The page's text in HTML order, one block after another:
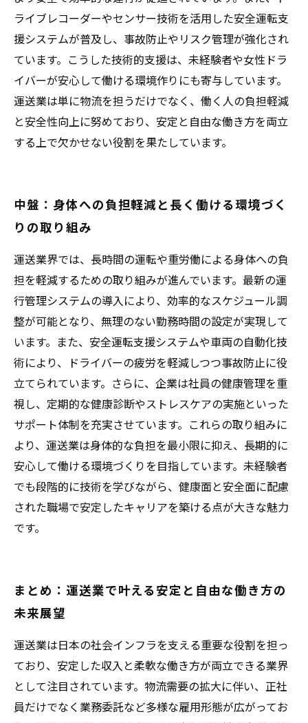
ライブレコーダーやセンサー技術を活用した安全運転支
援システムが普及し、事故防止やリスク管理が強化され
ています。こうした技術的支援は、未経験者や女性ドラ
イバーが安心して働ける環境作りにも寄与しています。
運送業は単に物流を担うだけでなく、働く人の負担軽減
と安全性向上に努めており、安定と自由な働き方を両立
する上で欠かせない役割を果たしています。
中盤：身体への負担軽減と長く働ける環境づく
りの取り組み
運送業界では、長時間の運転や重労働による身体への負
担を軽減するための取り組みが進んでいます。最新の運
行管理システムの導入により、効率的なスケジュール調
整が可能となり、無理のない勤務時間の設定が実現して
います。また、安全運転支援システムや車両の自動化技
術により、ドライバーの疲労を軽減しつつ事故防止に役
立てられています。さらに、企業は社員の健康管理を重
視し、定期的な健康診断やストレスケアの実施といった
サポート体制を充実させています。これらの取り組みに
より、運送業は身体的な負担を最小限に抑え、長期的に
安心して働ける環境づくりを目指しています。未経験者
でも段階的に技術を学びながら、健康面と安全面に配慮
された職場で安定したキャリアを築ける点が大きな魅力
です。
まとめ：運送業で叶える安定と自由な働き方の
未来展望
運送業は日本の社会インフラを支える重要な役割を担っ
ており、安定した収入と柔軟な働き方が両立できる業界
として注目されています。物流需要の拡大に伴い、正社
員だけでなく業務委託など多様な雇用形態が広がってお